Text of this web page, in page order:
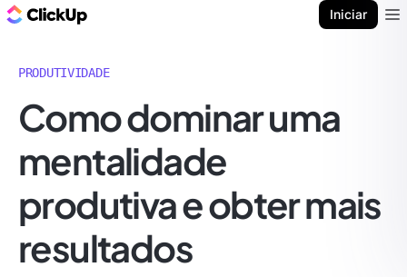
Iniciar
PRODUTIVIDADE
Como dominar uma
mentalidade
produtiva e obter mais
resultados